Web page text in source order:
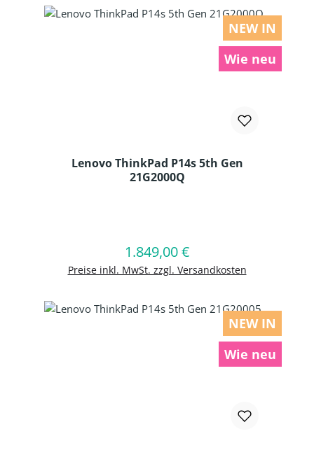
NEW IN
Wie neu
Lenovo ThinkPad P14s 5th Gen
21G2000Q
Regulärer Preis:
1.849,00 €
Preise inkl. MwSt. zzgl. Versandkosten
In den Warenkorb
NEW IN
Wie neu